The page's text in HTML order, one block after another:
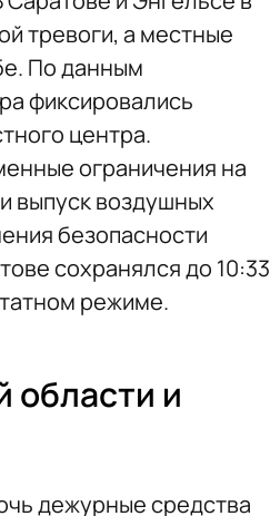
тревоги, а местные
По данным
фиксировались
центра.
ограничения на
выпуск воздушных
безопасности
сохранялся до 10:33
режиме.
области и
дежурные средства